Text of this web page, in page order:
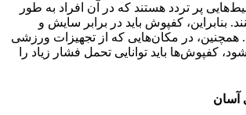
پر تردد هستند که در آن افراد به طور
بنابراین، کفپوش باید در برابر سایش و
در مکان‌هایی که از تجهیزات ورزشی
کفپوش‌ها باید توانایی تحمل فشار زیاد را
آسان